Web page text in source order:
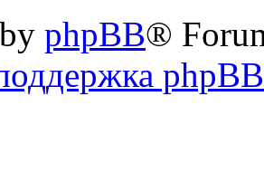
phpBB®
phpBB